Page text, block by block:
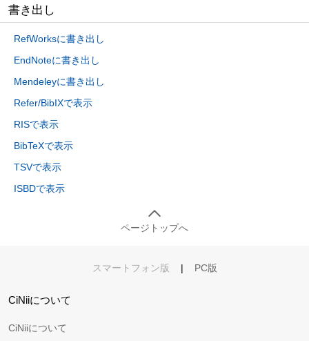
書き出し
RefWorksに書き出し
EndNoteに書き出し
Mendeleyに書き出し
Refer/BibIXで表示
RISで表示
BibTeXで表示
TSVで表示
ISBDで表示
ページトップへ
スマートフォン版 | PC版
CiNiiについて
CiNiiについて